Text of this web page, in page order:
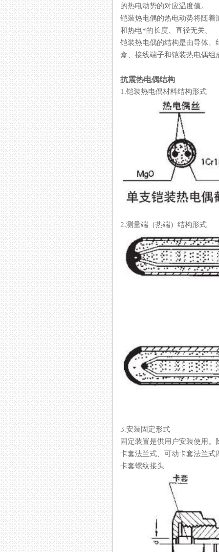
的热电动势的对应温度值。
铠装热电偶的热电动势将随着
和热电*的长度、直径无关。
铠装热电偶的结构是由导体
盒、接线端子和铠装热电偶组
抗震热电偶结构
1.铠装热电偶材料结构形式
2.测量端（热端）结构形式
3.安装固定形式
固定装置是供用户安装使用。
卡套法兰式、可动卡套法兰式
卡套螺纹接头